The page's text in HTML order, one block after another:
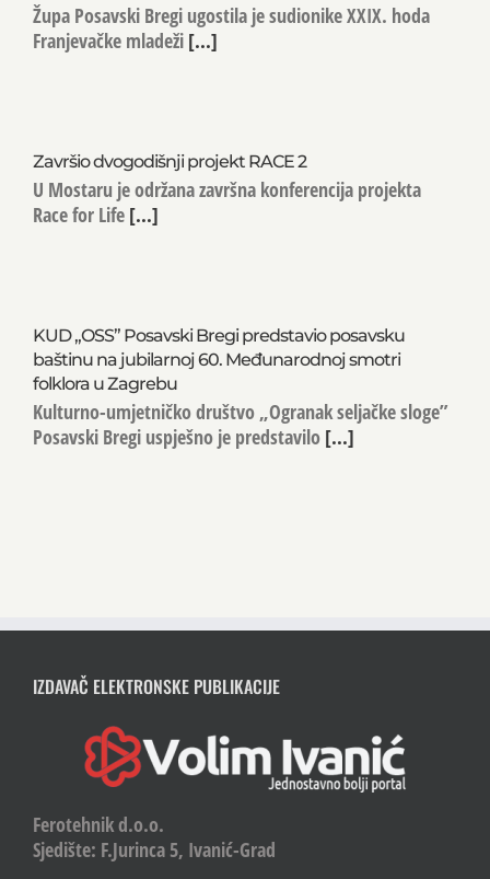
Župa Posavski Bregi ugostila je sudionike XXIX. hoda
Franjevačke mladeži [...]
Završio dvogodišnji projekt RACE 2
U Mostaru je održana završna konferencija projekta
Race for Life [...]
KUD „OSS” Posavski Bregi predstavio posavsku
baštinu na jubilarnoj 60. Međunarodnoj smotri
folklora u Zagrebu
Kulturno-umjetničko društvo „Ogranak seljačke sloge”
Posavski Bregi uspješno je predstavilo [...]
IZDAVAČ ELEKTRONSKE PUBLIKACIJE
Ferotehnik d.o.o.
Sjedište: F.Jurinca 5, Ivanić-Grad